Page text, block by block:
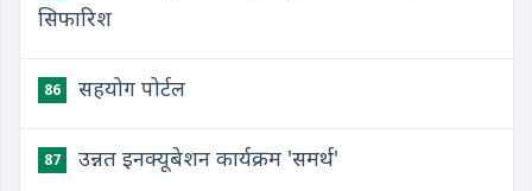
सिफारिश
86 ​सहयोग पोर्टल
87 उन्नत इनक्यूबेशन कार्यक्रम 'समर्थ'